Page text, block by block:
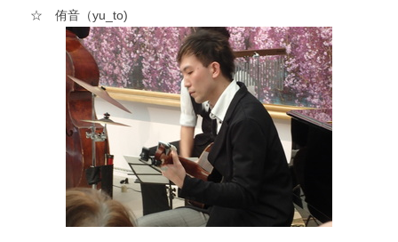
☆ 侑音（yu_to)